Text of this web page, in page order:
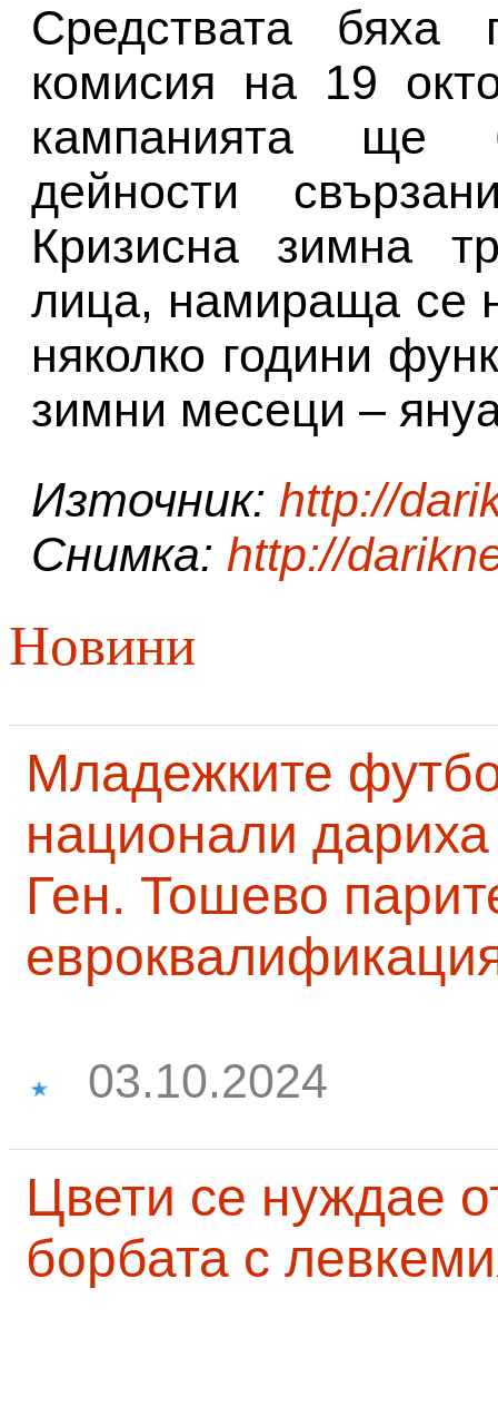
Средствата бяха
комисия на 19
кампанията ще
дейности
Кризисна зимна
лица, намираща се
няколко години
зимни месеци –
Източник: http://
Снимка: http://
Новини
Младежките
национали
Ген. Тошево
03.10.2024
Цвети се нуждае
борбата с